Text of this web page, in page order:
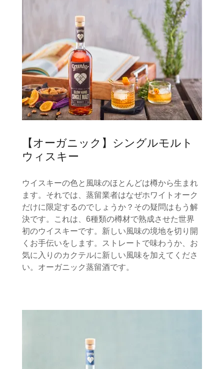
【オーガニック】シングルモルト
ウィスキー
ウイスキーの色と風味のほとんどは樽から生まれ
ます。それでは、蒸留業者はなぜホワイトオーク
だけに限定するのでしょうか？その疑問はもう解
決です。これは、6種類の樽材で熟成させた世界
初のウイスキーです。新しい風味の境地を切り開
くお手伝いをします。ストレートで味わうか、お
気に入りのカクテルに新しい風味を加えてくださ
い。オーガニック蒸留酒です。